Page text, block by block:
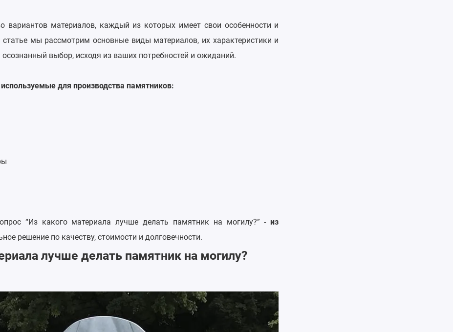
вариантов материалов, каждый из которых имеет свои особенности и
мы рассмотрим основные виды материалов, их характеристики и
выбор, исходя из ваших потребностей и ожиданий.
для производства памятников:
“Из какого материала лучше делать памятник на могилу?” -из
решение по качеству, стоимости и долговечности.
лучше делать памятник на могилу?